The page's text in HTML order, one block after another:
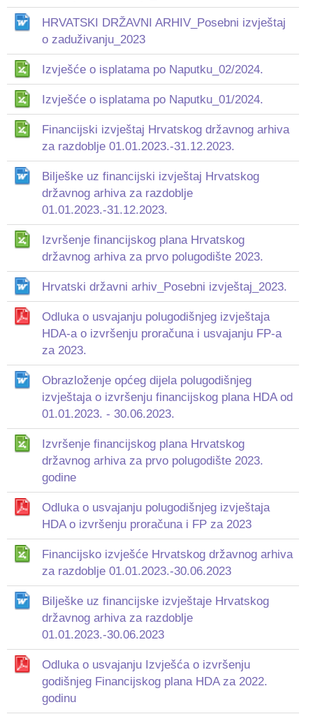
HRVATSKI DRŽAVNI ARHIV_Posebni izvještaj
o zaduživanju_2023
Izvješće o isplatama po Naputku_02/2024.
Izvješće o isplatama po Naputku_01/2024.
Financijski izvještaj Hrvatskog državnog arhiva
za razdoblje 01.01.2023.-31.12.2023.
Bilješke uz financijski izvještaj Hrvatskog
državnog arhiva za razdoblje
01.01.2023.-31.12.2023.
Izvršenje financijskog plana Hrvatskog
državnog arhiva za prvo polugodište 2023.
Hrvatski državni arhiv_Posebni izvještaj_2023.
Odluka o usvajanju polugodišnjeg izvještaja
HDA-a o izvršenju proračuna i usvajanju FP-a
za 2023.
Obrazloženje općeg dijela polugodišnjeg
izvještaja o izvršenju financijskog plana HDA od
01.01.2023. - 30.06.2023.
Izvršenje financijskog plana Hrvatskog
državnog arhiva za prvo polugodište 2023.
godine
Odluka o usvajanju polugodišnjeg izvještaja
HDA o izvršenju proračuna i FP za 2023
Financijsko izvješće Hrvatskog državnog arhiva
za razdoblje 01.01.2023.-30.06.2023
Bilješke uz financijske izvještaje Hrvatskog
državnog arhiva za razdoblje
01.01.2023.-30.06.2023
Odluka o usvajanju Izvješća o izvršenju
godišnjeg Financijskog plana HDA za 2022.
godinu